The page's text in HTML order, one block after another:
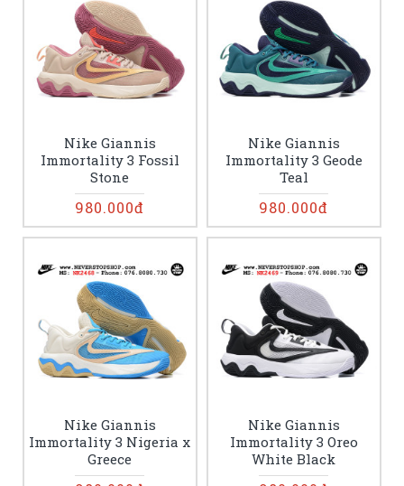
Nike Giannis
Immortality 3 Fossil
Stone
980.000đ
Nike Giannis
Immortality 3 Geode
Teal
980.000đ
Nike Giannis
Immortality 3 Nigeria x
Greece
Nike Giannis
Immortality 3 Oreo
White Black